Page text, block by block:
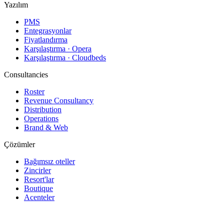
Yazılım
PMS
Entegrasyonlar
Fiyatlandırma
Karşılaştırma · Opera
Karşılaştırma · Cloudbeds
Consultancies
Roster
Revenue Consultancy
Distribution
Operations
Brand & Web
Çözümler
Bağımsız oteller
Zincirler
Resort'lar
Boutique
Acenteler